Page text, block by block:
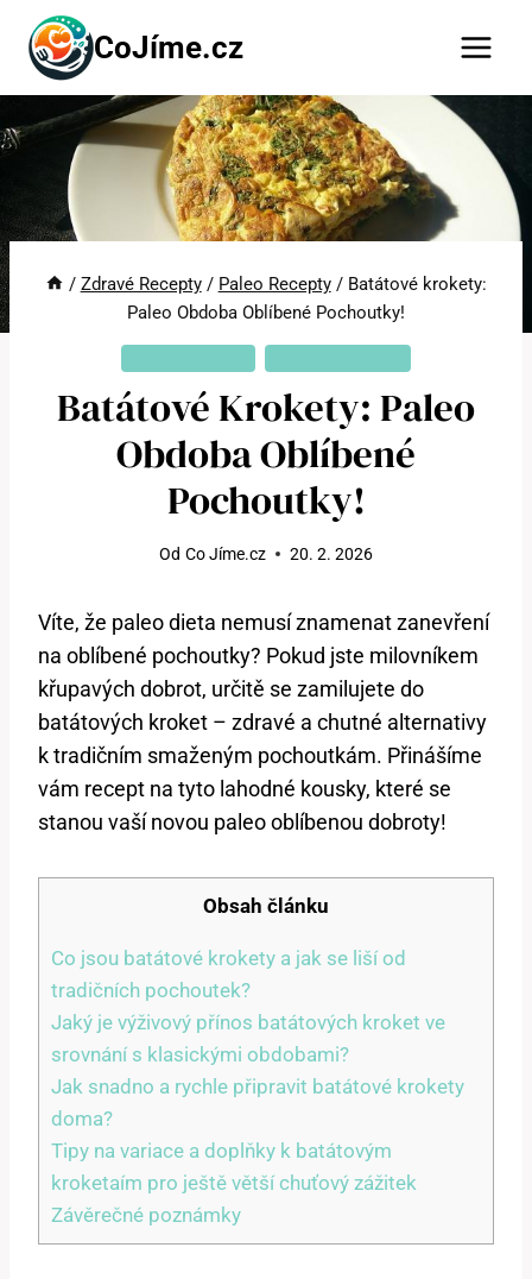
Přeskočit
obsah
CoJíme.cz
/ Zdravé Recepty / Paleo Recepty / Batátové krokety:
Paleo Obdoba Oblíbené Pochoutky!
Batátové Krokety: Paleo
Obdoba Oblíbené
Pochoutky!
Od Co Jíme.cz 20. 2. 2026
Víte, že paleo dieta nemusí znamenat zanevření
na oblíbené pochoutky? Pokud jste milovníkem
křupavých dobrot, určitě se zamilujete do
batátových kroket – zdravé a chutné alternativy
k tradičním smaženým pochoutkám. Přinášíme
vám recept na tyto lahodné kousky, které se
stanou vaší novou paleo oblíbenou dobroty!
Obsah článku
Co jsou batátové krokety a jak se liší od
tradičních pochoutek?
Jaký je výživový přínos batátových kroket ve
srovnání s klasickými obdobami?
Jak snadno a rychle připravit batátové krokety
doma?
Tipy na variace a doplňky k batátovým
kroketaím pro ještě větší chuťový zážitek
Závěrečné poznámky